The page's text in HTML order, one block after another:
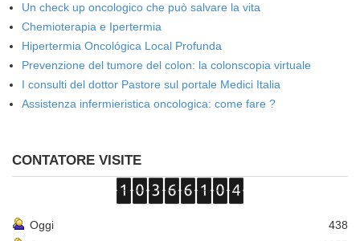
Un check up oncologico che può salvare la vita
Chemioterapia e Ipertermia
Hipertermia Oncológica Local Profunda
Prevenzione del tumore del colon: la colonscopia virtuale
I consulti del dottor Pastore sul portale Medici Italia
Assistenza infermieristica oncologica: come fare ?
CONTATORE VISITE
Oggi
438